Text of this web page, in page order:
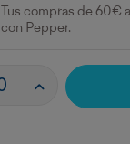
Tus compras de
con Pepper.